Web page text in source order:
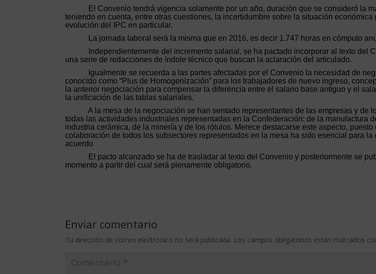
El Convenio tendrá vigencia solamente por un año, duración que se consideró la
teniendo en cuenta, entre otras cuestiones, la incertidumbre sobre la situación económica
evolución del IPC en particular.
La jornada laboral será la misma que en 2016, es decir 1.747 horas en cómputo
Independientemente del incremento salarial, se ha pactado incorporar al texto del
una serie de redacciones de índole técnico que buscan la aclaración del articulado.
Igualmente se recuerda a las partes afectadas por el Convenio la necesidad de
conocido como “Plus de Homogenización” para los trabajadores de nuevo ingreso,
la anterior negociación para compensar la diferencia entre el salario base antiguo y el
la unificación de las tablas salariales.
A la mesa de la negociación se han sentado representantes de las empresas y de
todas las actividades industriales representadas en la Confederación: de la manufactura
industria cerámica, de la minería y de los rótulos. Merece destacarse este aspecto,
colaboración de todos los subsectores representados en la mesa ha sido esencial para la
acuerdo
El pacto alcanzado se ha de trasladar al texto del Convenio y posteriormente se
momento a partir del cual será plenamente obligatorio.
Enviar comentario
Tu dirección de correo electrónico no será publicada. Los campos obligatorios están marcados